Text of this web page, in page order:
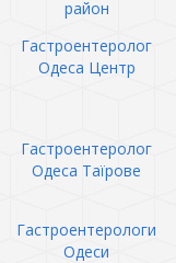
район
Гастроентеролог
Одеса Центр
Гастроентеролог
Одеса Таїрове
Гастроентерологи
Одеси